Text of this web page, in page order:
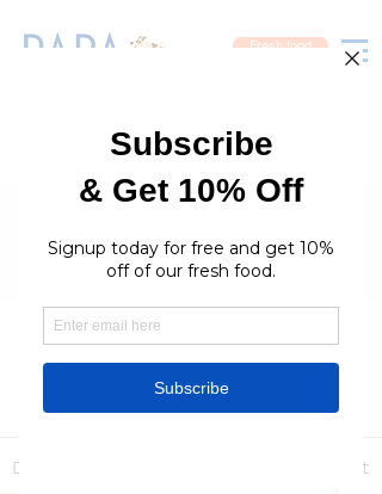
Fresh food
Groups
RaraPetcare Group
Public · 396 members
Join
Discussion About